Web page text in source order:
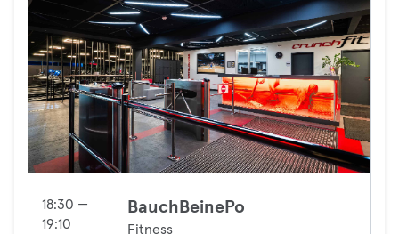
18:30 —
19:10
BauchBeinePo
Fitness